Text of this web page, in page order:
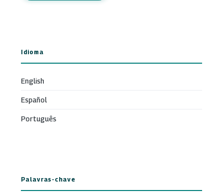
Idioma
English
Español
Português
Palavras-chave